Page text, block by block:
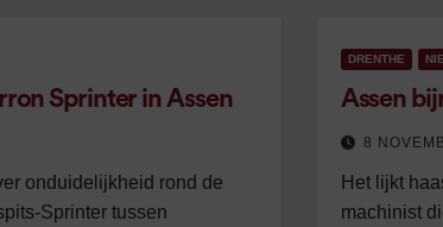
Sprinter in Assen
onduidelijkheid rond de
Sprinter tussen
DRENTHE
Assen
8
Het lijkt
machinist